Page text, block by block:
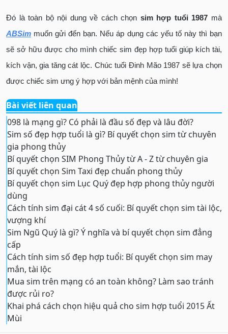
Đó là toàn bộ nội dung về cách chọn sim hợp tuổi 1987 mà
ABSim muốn gửi đến bạn. Nếu áp dụng các yếu tố này thì bạn
sẽ sở hữu được cho mình chiếc sim đẹp hợp tuổi giúp kích tài,
kích vận, gia tăng cát lộc. Chúc tuổi Đinh Mão 1987 sẽ lựa chọn
được chiếc sim ưng ý hợp với bản mệnh của mình!
Bài viết liên quan
098 là mạng gì? Có phải là đầu số đẹp và lâu đời?
Sim số đẹp hợp tuổi là gì? Bí quyết chọn sim từ chuyên
gia phong thủy
Bí quyết chọn SIM Phong Thủy từ A - Z từ chuyên gia
Bí quyết chọn Sim Taxi đẹp chuẩn phong thủy
Bí quyết chọn sim Lục Quý đẹp hợp phong thủy người
dùng
Cách tính sim đại cát 4 số cuối: Bí quyết chọn sim tài lộc,
vượng khí
Sim Ngũ Quý là gì? Ý nghĩa và bí quyết chọn sim đẳng
cấp
Cách tính sim số đẹp hợp tuổi: Bí quyết chọn sim may
mắn, tài lộc
Mua sim trên mạng có an toàn không? Làm sao tránh
được rủi ro?
Khai phá cách chọn hiệu quả cho sim hợp tuổi 2015 Ất
Mùi